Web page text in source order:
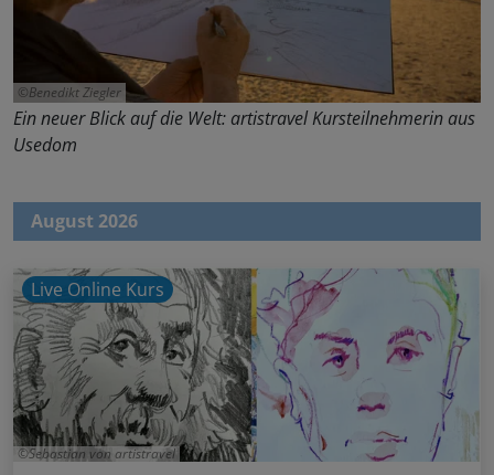
Benedikt Ziegler
Ein neuer Blick auf die Welt: artistravel Kursteilnehmerin aus
Usedom
August 2026
Sebastian von artistravel
Live Online Kurs